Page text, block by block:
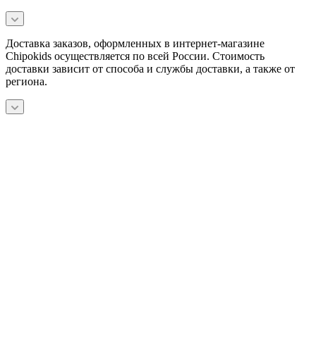
Доставка заказов, оформленных в интернет-магазине
Chipokids осуществляется по всей России. Стоимость
доставки зависит от способа и службы доставки, а также от
региона.